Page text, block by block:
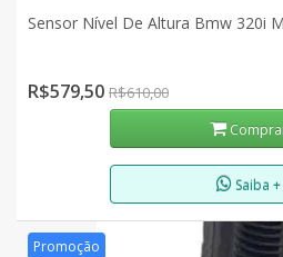
Sensor Nível De Altura Bmw 320i
R$579,50 R$610,00
Saiba +
Promoção